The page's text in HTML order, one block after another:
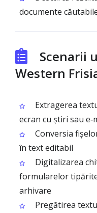
documente
Scenarii
Western
Extragerea
ecran cu știri sau
Conversia
în text editabil
Digitalizarea
formularelor
arhivare
Pregătirea